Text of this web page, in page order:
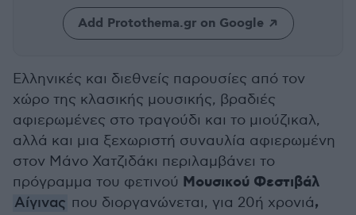
Add Protothema.gr on Google
Ελληνικές και διεθνείς παρουσίες από τον
χώρο της κλασικής μουσικής, βραδιές
αφιερωμένες στο τραγούδι και το μιούζικαλ,
αλλά και μια ξεχωριστή συναυλία αφιερωμένη
στον Μάνο Χατζιδάκι περιλαμβάνει το
πρόγραμμα του φετινού Μουσικού Φεστιβάλ
Αίγινας που διοργανώνεται, για 20ή χρονιά,